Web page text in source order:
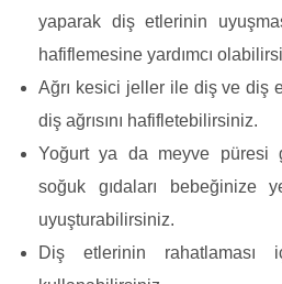
yaparak diş etlerinin
hafiflemesine yardımcı
Ağrı kesici jeller ile diş ve diş
diş ağrısını hafifletebilirsiniz.
Yoğurt ya da meyve püresi
soğuk gıdaları bebeğinize
uyuşturabilirsiniz.
Diş etlerinin rahatlaması